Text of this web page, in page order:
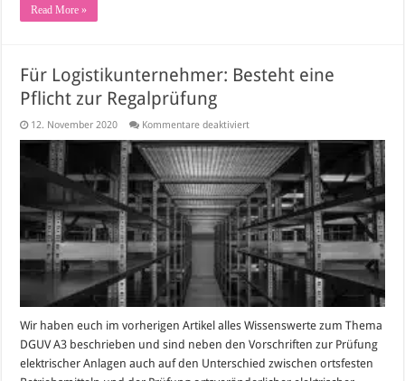
Read More »
Für Logistikunternehmer: Besteht eine
Pflicht zur Regalprüfung
12. November 2020 Kommentare deaktiviertfür
Logistikunternehmer:
Besteht
eine
Pflicht
zur
Regalprüfung
Wir haben euch im vorherigen Artikel alles Wissenswerte zum Thema
DGUV A3 beschrieben und sind neben den Vorschriften zur Prüfung
elektrischer Anlagen auch auf den Unterschied zwischen ortsfesten